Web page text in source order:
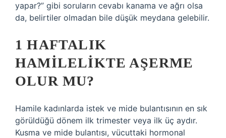
yapar?” gibi soruların cevabı kanama ve ağrı olsa
da, belirtiler olmadan bile düşük meydana gelebilir.
1 HAFTALIK
HAMILELIKTE AŞERME
OLUR MU?
Hamile kadınlarda istek ve mide bulantısının en sık
görüldüğü dönem ilk trimester veya ilk üç aydır.
Kusma ve mide bulantısı, vücuttaki hormonal